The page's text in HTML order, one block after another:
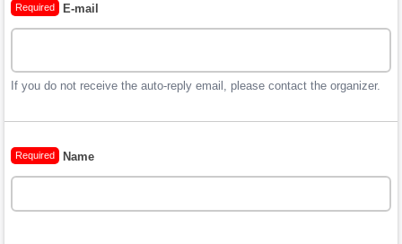
Required E-mail
If you do not receive the auto-reply email, please contact the organizer.
Required Name